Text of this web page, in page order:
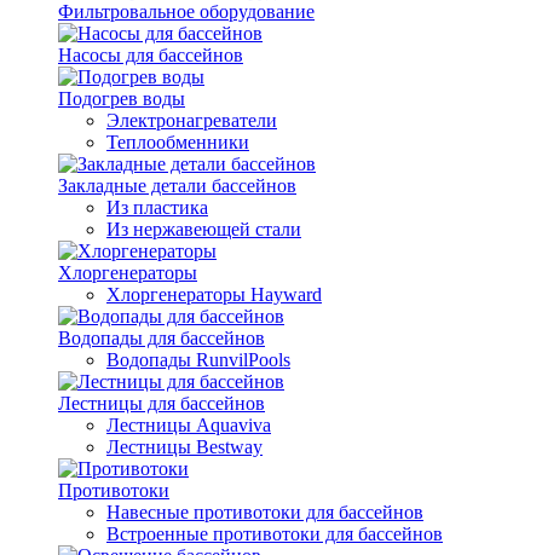
Фильтровальное оборудование
Насосы для бассейнов
Подогрев воды
Электронагреватели
Теплообменники
Закладные детали бассейнов
Из пластика
Из нержавеющей стали
Хлоргенераторы
Хлоргенераторы Hayward
Водопады для бассейнов
Водопады RunvilPools
Лестницы для бассейнов
Лестницы Aquaviva
Лестницы Bestway
Противотоки
Навесные противотоки для бассейнов
Встроенные противотоки для бассейнов